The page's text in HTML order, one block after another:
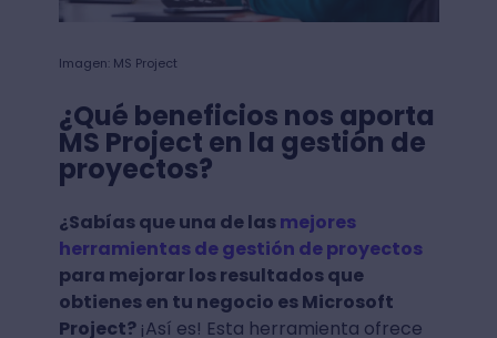
Imagen: MS Project
¿Qué beneficios nos aporta
MS Project en la gestión de
proyectos?
¿Sabías que una de lasmejores
herramientas de gestión de proyectos
para mejorar los resultados que
obtienes en tu negocio es Microsoft
Project? ¡Así es! Esta herramienta ofrece